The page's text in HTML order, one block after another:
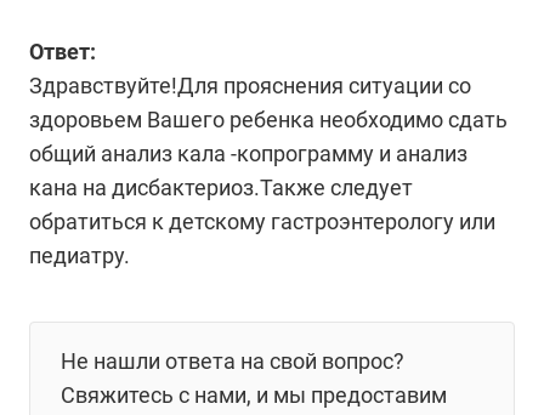
Ответ:
Здравствуйте!Для прояснения ситуации со
здоровьем Вашего ребенка необходимо сдать
общий анализ кала -копрограмму и анализ
кана на дисбактериоз.Также следует
обратиться к детскому гастроэнтерологу или
педиатру.
Не нашли ответа на свой вопрос?
Свяжитесь с нами, и мы предоставим